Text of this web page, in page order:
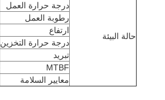
حالة البيئة
درجة حرارة العمل
رطوبة العمل
ارتفاع
درجة حرارة التخزين
تبريد
MTBF
معايير السلامة